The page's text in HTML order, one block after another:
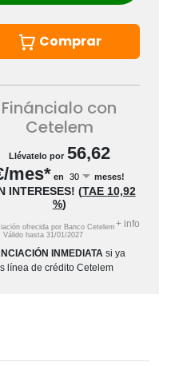
Comprar
Fináncialo con
Cetelem
Llévatelo por 56,62
mes* en meses!
INTERESES! (TAE 10,92
%)
ofrecida por Banco Cetelem
Válido hasta31/01/2027
+ info
INMEDIATA si ya
línea de crédito Cetelem